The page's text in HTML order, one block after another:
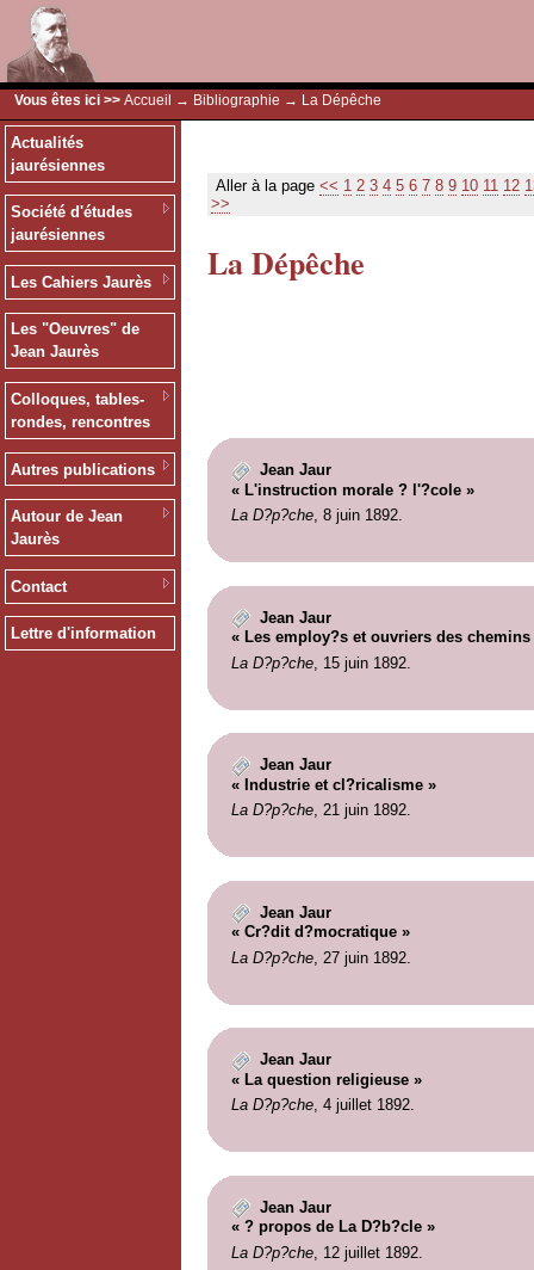
Vous êtes ici >> Accueil → Bibliographie → La Dépêche
Actualités
jaurésiennes
Société d'études
jaurésiennes
Les Cahiers Jaurès
Les "Oeuvres" de
Jean Jaurès
Colloques, tables-
rondes, rencontres
Autres publications
Autour de Jean
Jaurès
Contact
Lettre d'information
Aller à la page << 1 2 3 4 5 6 7 8 9 10 11 12
>>
La Dépêche
Jean Jaur
« L'instruction morale ? l'?cole »
La D?p?che, 8 juin 1892.
Jean Jaur
« Les employ?s et ouvriers des chemins
La D?p?che, 15 juin 1892.
Jean Jaur
« Industrie et cl?ricalisme »
La D?p?che, 21 juin 1892.
Jean Jaur
« Cr?dit d?mocratique »
La D?p?che, 27 juin 1892.
Jean Jaur
« La question religieuse »
La D?p?che, 4 juillet 1892.
Jean Jaur
« ? propos de La D?b?cle »
La D?p?che, 12 juillet 1892.